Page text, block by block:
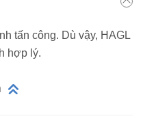
tấn công. Dù vậy, HAGL
hợp lý.